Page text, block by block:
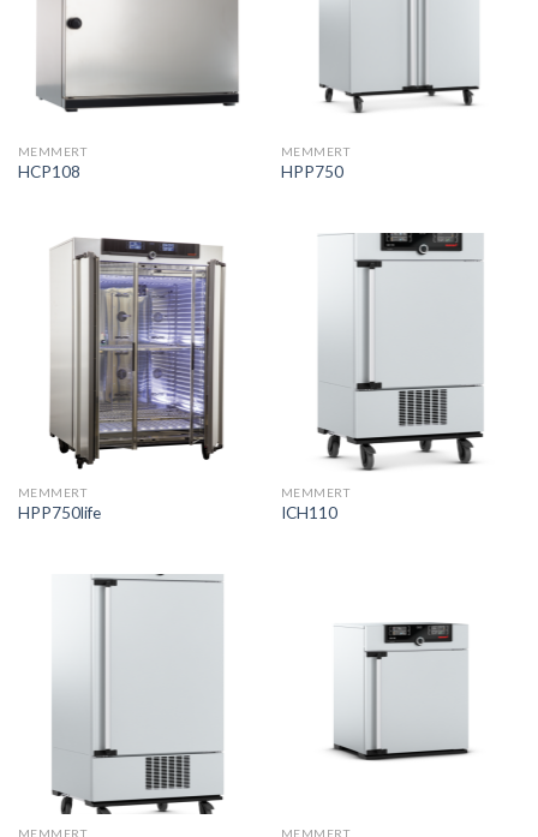
MEMMERT
HCP108
MEMMERT
HPP750
MEMMERT
HPP750life
MEMMERT
ICH110
MEMMERT MEMMERT